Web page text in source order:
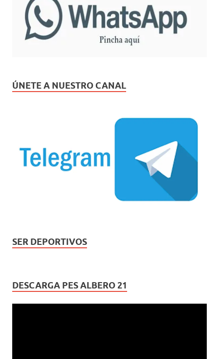
ÚNETE A NUESTRO CANAL
SER DEPORTIVOS
DESCARGA PES ALBERO 21